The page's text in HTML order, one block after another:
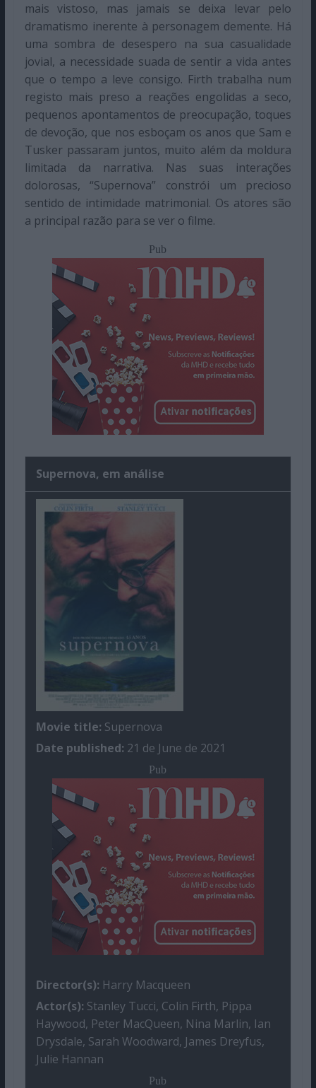
mais vistoso, mas jamais se deixa levar pelo
dramatismo inerente à personagem demente. Há
uma sombra de desespero na sua casualidade
jovial, a necessidade suada de sentir a vida antes
que o tempo a leve consigo. Firth trabalha num
registo mais preso a reações engolidas a seco,
pequenos apontamentos de preocupação, toques
de devoção, que nos esboçam os anos que Sam e
Tusker passaram juntos, muito além da moldura
limitada da narrativa. Nas suas interações
dolorosas, “Supernova” constrói um precioso
sentido de intimidade matrimonial. Os atores são
a principal razão para se ver o filme.
Pub
Supernova, em análise
Movie title: Supernova
Date published: 21 de June de 2021
Pub
Director(s): Harry Macqueen
Actor(s): Stanley Tucci, Colin Firth, Pippa
Haywood, Peter MacQueen, Nina Marlin, Ian
Drysdale, Sarah Woodward, James Dreyfus,
Julie Hannan
Pub